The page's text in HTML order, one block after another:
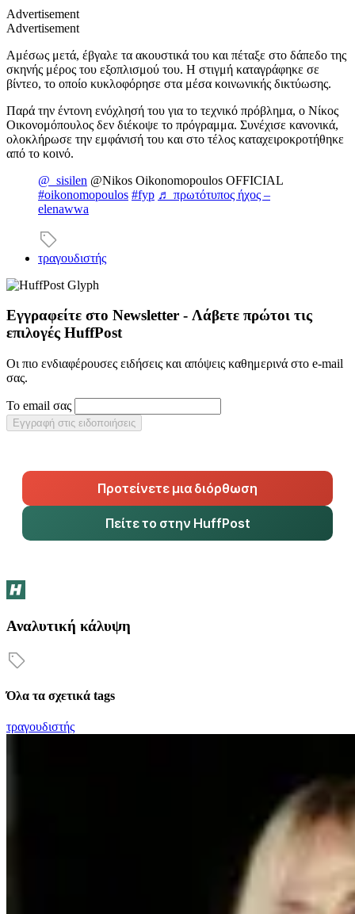
Advertisement
Advertisement
Αμέσως μετά, έβγαλε τα ακουστικά του και πέταξε στο δάπεδο της
σκηνής μέρος του εξοπλισμού του. Η στιγμή καταγράφηκε σε
βίντεο, το οποίο κυκλοφόρησε στα μέσα κοινωνικής δικτύωσης.
Παρά την έντονη ενόχλησή του για το τεχνικό πρόβλημα, ο Νίκος
Οικονομόπουλος δεν διέκοψε το πρόγραμμα. Συνέχισε κανονικά,
ολοκλήρωσε την εμφάνισή του και στο τέλος καταχειροκροτήθηκε
από το κοινό.
@_sisilen @Nikos Oikonomopoulos OFFICIAL
#oikonomopoulos #fyp ♬ πρωτότυπος ήχος –
elenawwa
τραγουδιστής
Εγγραφείτε στο Newsletter - Λάβετε πρώτοι τις
επιλογές HuffPost
Οι πιο ενδιαφέρουσες ειδήσεις και απόψεις καθημερινά στο e-mail
σας.
Το email σας
Εγγραφή στις ειδοποιήσεις
Προτείνετε μια διόρθωση
Πείτε το στην HuffPost
Αναλυτική κάλυψη
Όλα τα σχετικά tags
τραγουδιστής